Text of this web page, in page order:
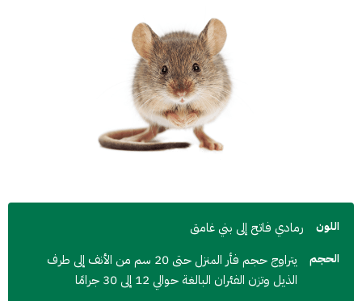
اللون رمادي فاتح إلى بني غامق
الحجم
يتراوج حجم فأر المنزل حتى 20 سم من الأنف إلى طرف
الذيل وتزن الفئران البالغة حوالي 12 إلى 30 جرامًا